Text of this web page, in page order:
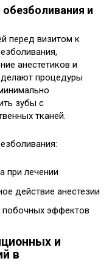
и
перед визитом к
анестетиков и
процедуры
зубы с
тканей.
при лечении
действие анестезии
побочных эффектов
и
в